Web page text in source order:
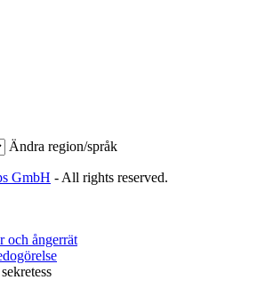
Ändra region/språk
GmbH - All rights reserved.
och ångerrät